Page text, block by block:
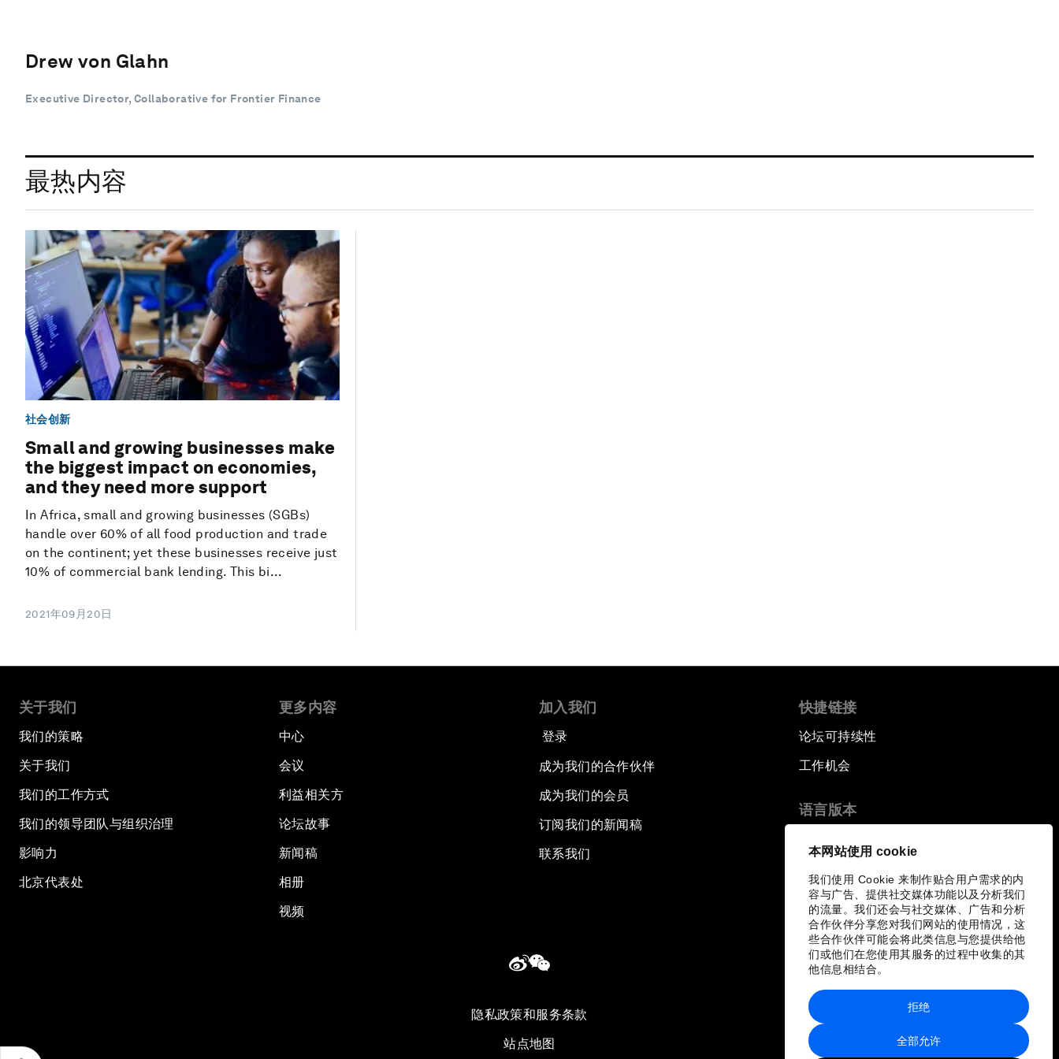
本网站使用 cookie
我们使用 Cookie 来制作贴合用户需求的内
容与广告、提供社交媒体功能以及分析我们
的流量。我们还会与社交媒体、广告和分析
合作伙伴分享您对我们网站的使用情况，这
些合作伙伴可能会将此类信息与您提供给他
们或他们在您使用其服务的过程中收集的其
他信息相结合。
全部允许
拒绝
Drew von Glahn
Executive Director, Collaborative for Frontier Finance
最热内容
社会创新
Small and growing businesses make
the biggest impact on economies,
and they need more support
In Africa, small and growing businesses (SGBs)
handle over 60% of all food production and trade
on the continent; yet these businesses receive just
10% of commercial bank lending. This bi...
2021年09月20日
关于我们
我们的策略
关于我们
我们的工作方式
我们的领导团队与组织治理
影响力
北京代表处
更多内容
中心
会议
利益相关方
论坛故事
新闻稿
相册
视频
加入我们
登录
成为我们的合作伙伴
成为我们的会员
订阅我们的新闻稿
联系我们
快捷链接
论坛可持续性
工作机会
语言版本
隐私政策和服务条款
站点地图